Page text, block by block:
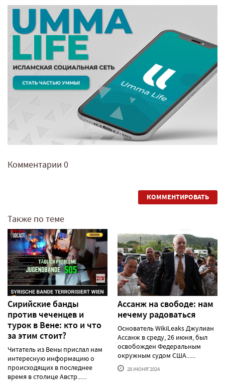
Комментарии 0
КОММЕНТИРОВАТЬ
Также по теме
Сирийские банды
против чеченцев и
турок в Вене: кто и что
за этим стоит?
Читатель из Вены прислал нам
интересную информацию о
происходящих в последнее
время в столице Австр......
Ассанж на свободе: нам
нечему радоваться
Основатель WikiLeaks Джулиан
Ассанж в среду, 26 июня, был
освобожден Федеральным
окружным судом США......
28 ИЮНЯ'2024